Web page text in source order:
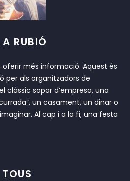
RUBIÓ
més informació. Aquest és
per als organitzadors de
clàssic sopar d’empresa, una
un casament, un dinar o
Al cap i a la fi, una festa